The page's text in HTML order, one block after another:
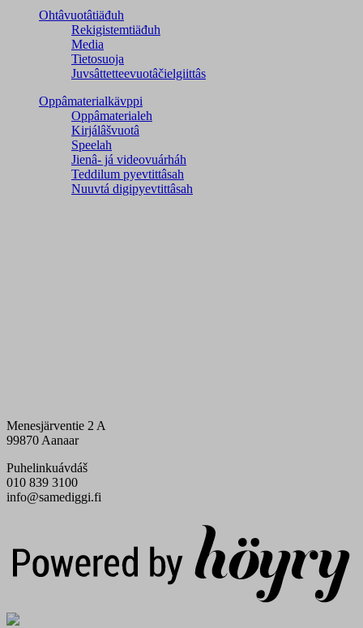
Ohtâvuotâtiäđuh
Rekigistemtiäđuh
Media
Tietosuoja
Juvsâttetteevuotâčielgiittâs
Oppâmaterialkävppi
Oppâmaterialeh
Kirjálâšvuotâ
Speelah
Jienâ- já videovuárháh
Teddilum pyevtittâsah
Nuuvtá digipyevtittâsah
Menesjärventie 2 A
99870 Aanaar
Puhelinkuávdáš
010 839 3100
info@samediggi.fi